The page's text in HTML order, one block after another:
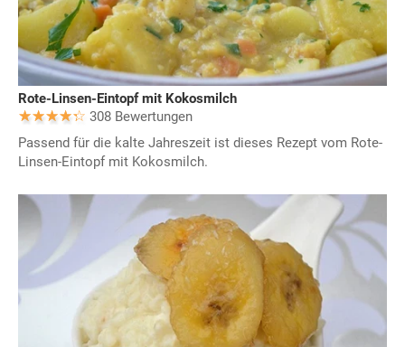
Rote-Linsen-Eintopf mit Kokosmilch
308 Bewertungen
Passend für die kalte Jahreszeit ist dieses Rezept vom Rote-
Linsen-Eintopf mit Kokosmilch.